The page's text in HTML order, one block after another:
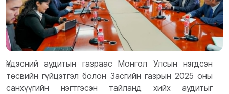
Үндэсний аудитын газраас Монгол Улсын нэгдсэн
төсвийн гүйцэтгэл болон Засгийн газрын 2025 оны
санхүүгийн нэгтгэсэн тайланд хийх аудитыг